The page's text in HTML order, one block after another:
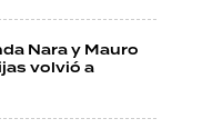
Nara y Mauro
volvió a